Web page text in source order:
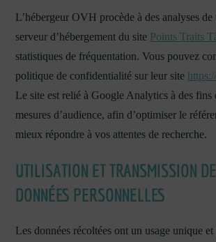
L’hébergeur OVH procède à des analyses
serveur d’hébergement du site Points Traits
statistiques de fréquentation. Vous pouvez
politique de confidentialité sur leur site
Le site est relié à Google Analytics à des fins
mesures d’audience, afin d’optimiser le
mieux répondre à vos attentes de recherche.
UTILISATION ET TRANSMISSION
DONNÉES PERSONNELLES
Les données récoltées ont un usage unique